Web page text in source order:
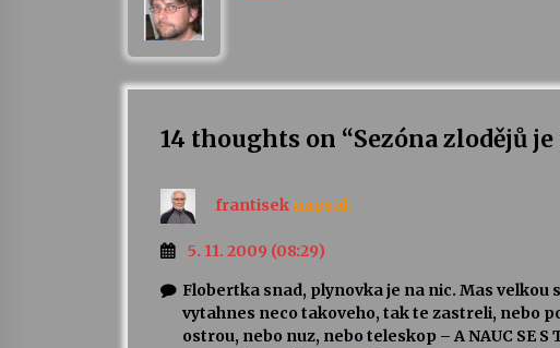
14 thoughts on “Sezóna zlodějů
frantisek napsal:
5. 11. 2009 (08:29)
Flobertka snad, plynovka je na nic. Mas velkou
vytahnes neco takoveho, tak te zastreli, nebo
ostrou, nebo nuz, nebo teleskop – A NAUC SE S